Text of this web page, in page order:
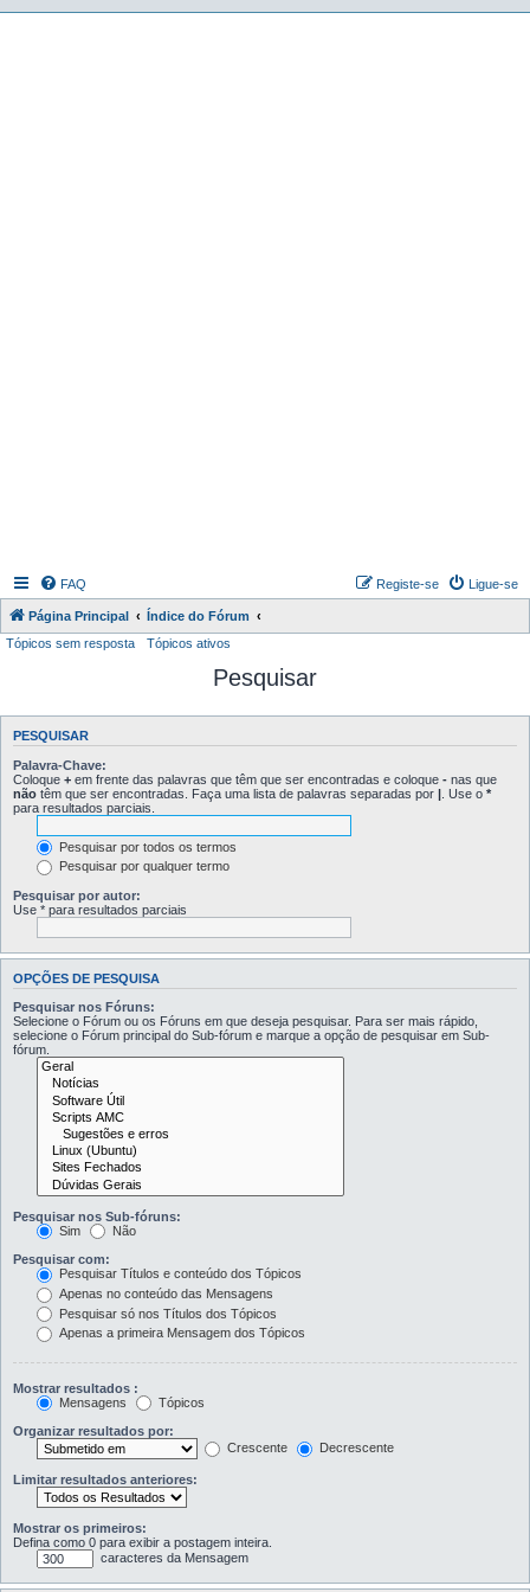
FAQ Ligue-se
Registe-se
Página Principal
Índice do Fórum
Tópicos sem resposta
Tópicos ativos
Pesquisar
PESQUISAR
Palavra-Chave:
Coloque + em frente das palavras que têm que ser encontradas e coloque - nas que
não têm que ser encontradas. Faça uma lista de palavras separadas por | . Use o *
para resultados parciais.
Pesquisar por todos os termos
Pesquisar por qualquer termo
Pesquisar por autor:
Use * para resultados parciais
OPÇÕES DE PESQUISA
Pesquisar nos Fóruns:
Selecione o Fórum ou os Fóruns em que deseja pesquisar. Para ser mais rápido,
selecione o Fórum principal do Sub-fórum e marque a opção de pesquisar em Sub-
fórum.
Pesquisar nos Sub-fóruns:
Sim
Não
Pesquisar com:
Pesquisar Títulos e conteúdo dos Tópicos
Apenas no conteúdo das Mensagens
Pesquisar só nos Títulos dos Tópicos
Apenas a primeira Mensagem dos Tópicos
Mostrar resultados :
Mensagens
Tópicos
Organizar resultados por:
Crescente
Decrescente
Limitar resultados anteriores:
Mostrar os primeiros:
Defina como 0 para exibir a postagem inteira.
caracteres da Mensagem